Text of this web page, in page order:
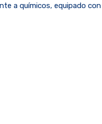
a químicos, equipado